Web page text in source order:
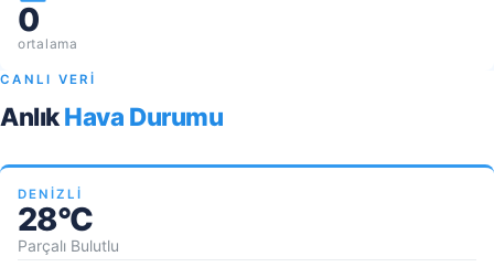
0
ortalama
CANLI VERİ
AnlıkHava Durumu
DENIZLI
28°C
Parçalı Bulutlu